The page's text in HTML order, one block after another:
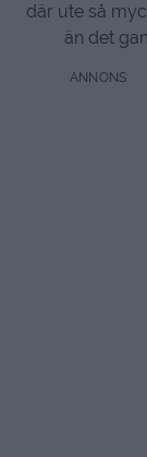
där ute så
än det